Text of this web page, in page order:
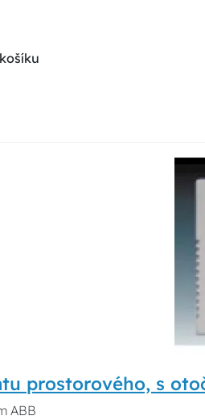
prostorového, s
ABB